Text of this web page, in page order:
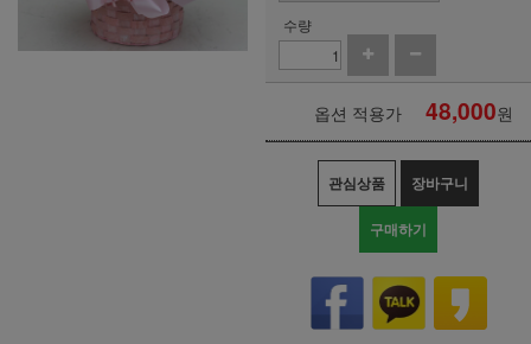
수량
옵션 적용가 48,000원
관심상품 장바구니
구매하기